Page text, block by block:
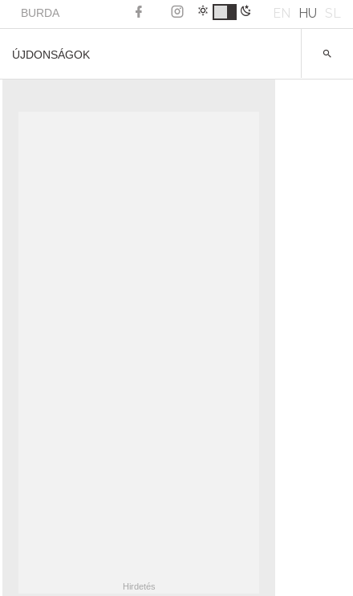
BURDA EN HU SL
ÚJDONSÁGOK